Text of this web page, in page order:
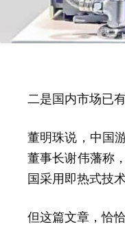
二是国内市场已
董明珠说，中国
董事长谢伟藩称
国采用即热式技
但这篇文章，恰